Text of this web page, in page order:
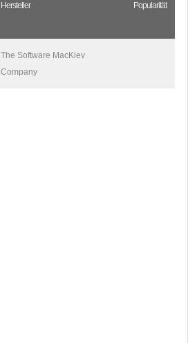
Hersteller Popularität
The Software MacKiev
Company